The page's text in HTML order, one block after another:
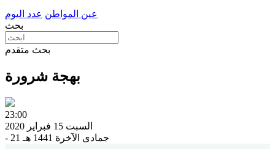
عين المواطن عدد اليوم
بحث
بحث متقدم
بهجة شرورة
23:00
السبت 15 فبراير 2020
- 21 جمادى الآخرة 1441 هـ